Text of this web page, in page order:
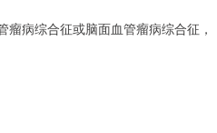
病综合征或脑面血管瘤病综合征，